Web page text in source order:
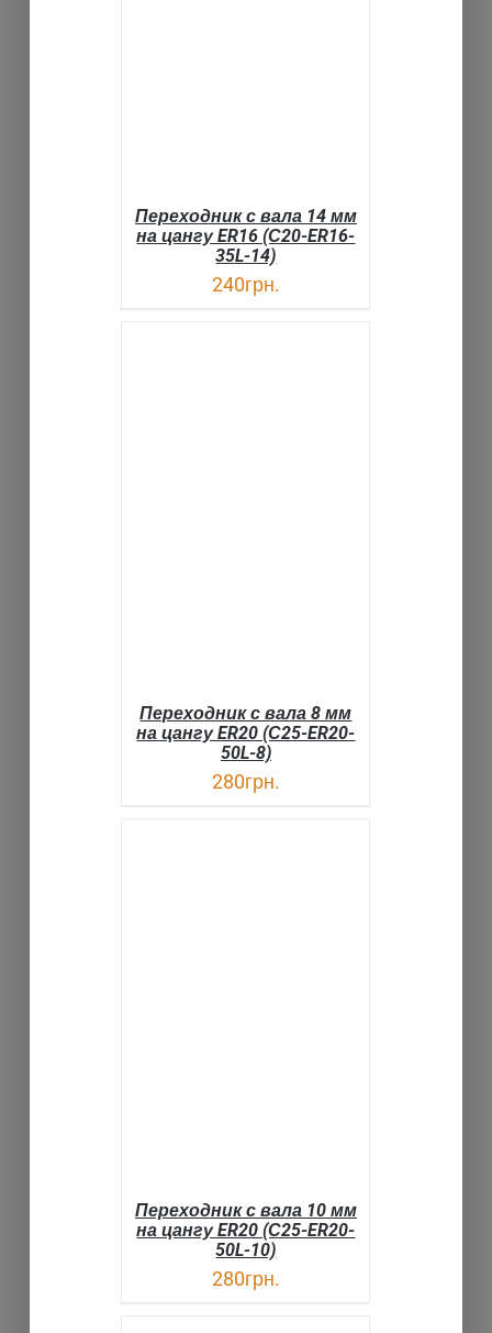
Переходник с вала 14 мм
на цангу ER16 (С20-ER16-
35L-14)
240грн.
Переходник с вала 8 мм
на цангу ER20 (С25-ER20-
50L-8)
280грн.
Переходник с вала 10 мм
на цангу ER20 (С25-ER20-
50L-10)
280грн.